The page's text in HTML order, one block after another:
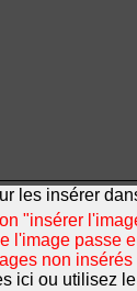
les insérer
"insérer
l'image passe
non
ici ou utilisez